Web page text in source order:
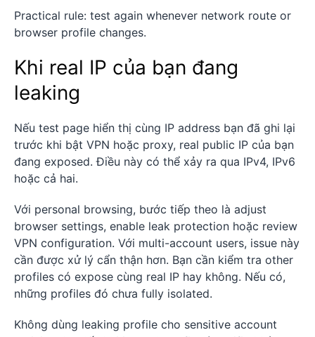
Practical rule: test again whenever network route or
browser profile changes.
Khi real IP của bạn đang
leaking
Nếu test page hiển thị cùng IP address bạn đã ghi lại
trước khi bật VPN hoặc proxy, real public IP của bạn
đang exposed. Điều này có thể xảy ra qua IPv4, IPv6
hoặc cả hai.
Với personal browsing, bước tiếp theo là adjust
browser settings, enable leak protection hoặc review
VPN configuration. Với multi-account users, issue này
cần được xử lý cẩn thận hơn. Bạn cần kiểm tra other
profiles có expose cùng real IP hay không. Nếu có,
những profiles đó chưa fully isolated.
Không dùng leaking profile cho sensitive account